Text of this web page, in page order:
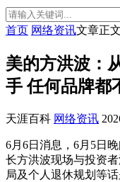
首页 网络资讯文章正文
美的方洪波：
手 任何品牌都
天涯百科 网络资讯
6月6日消息，6月5日
长方洪波现场与投资
局及个人退休规划等